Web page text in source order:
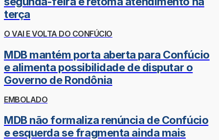
terça
O VAI E VOLTA DO CONFÚCIO
MDB mantém porta aberta para Confúcio
e alimenta possibilidade de disputar o
Governo de Rondônia
EMBOLADO
MDB não formaliza renúncia de Confúcio
e esquerda se fragmenta ainda mais